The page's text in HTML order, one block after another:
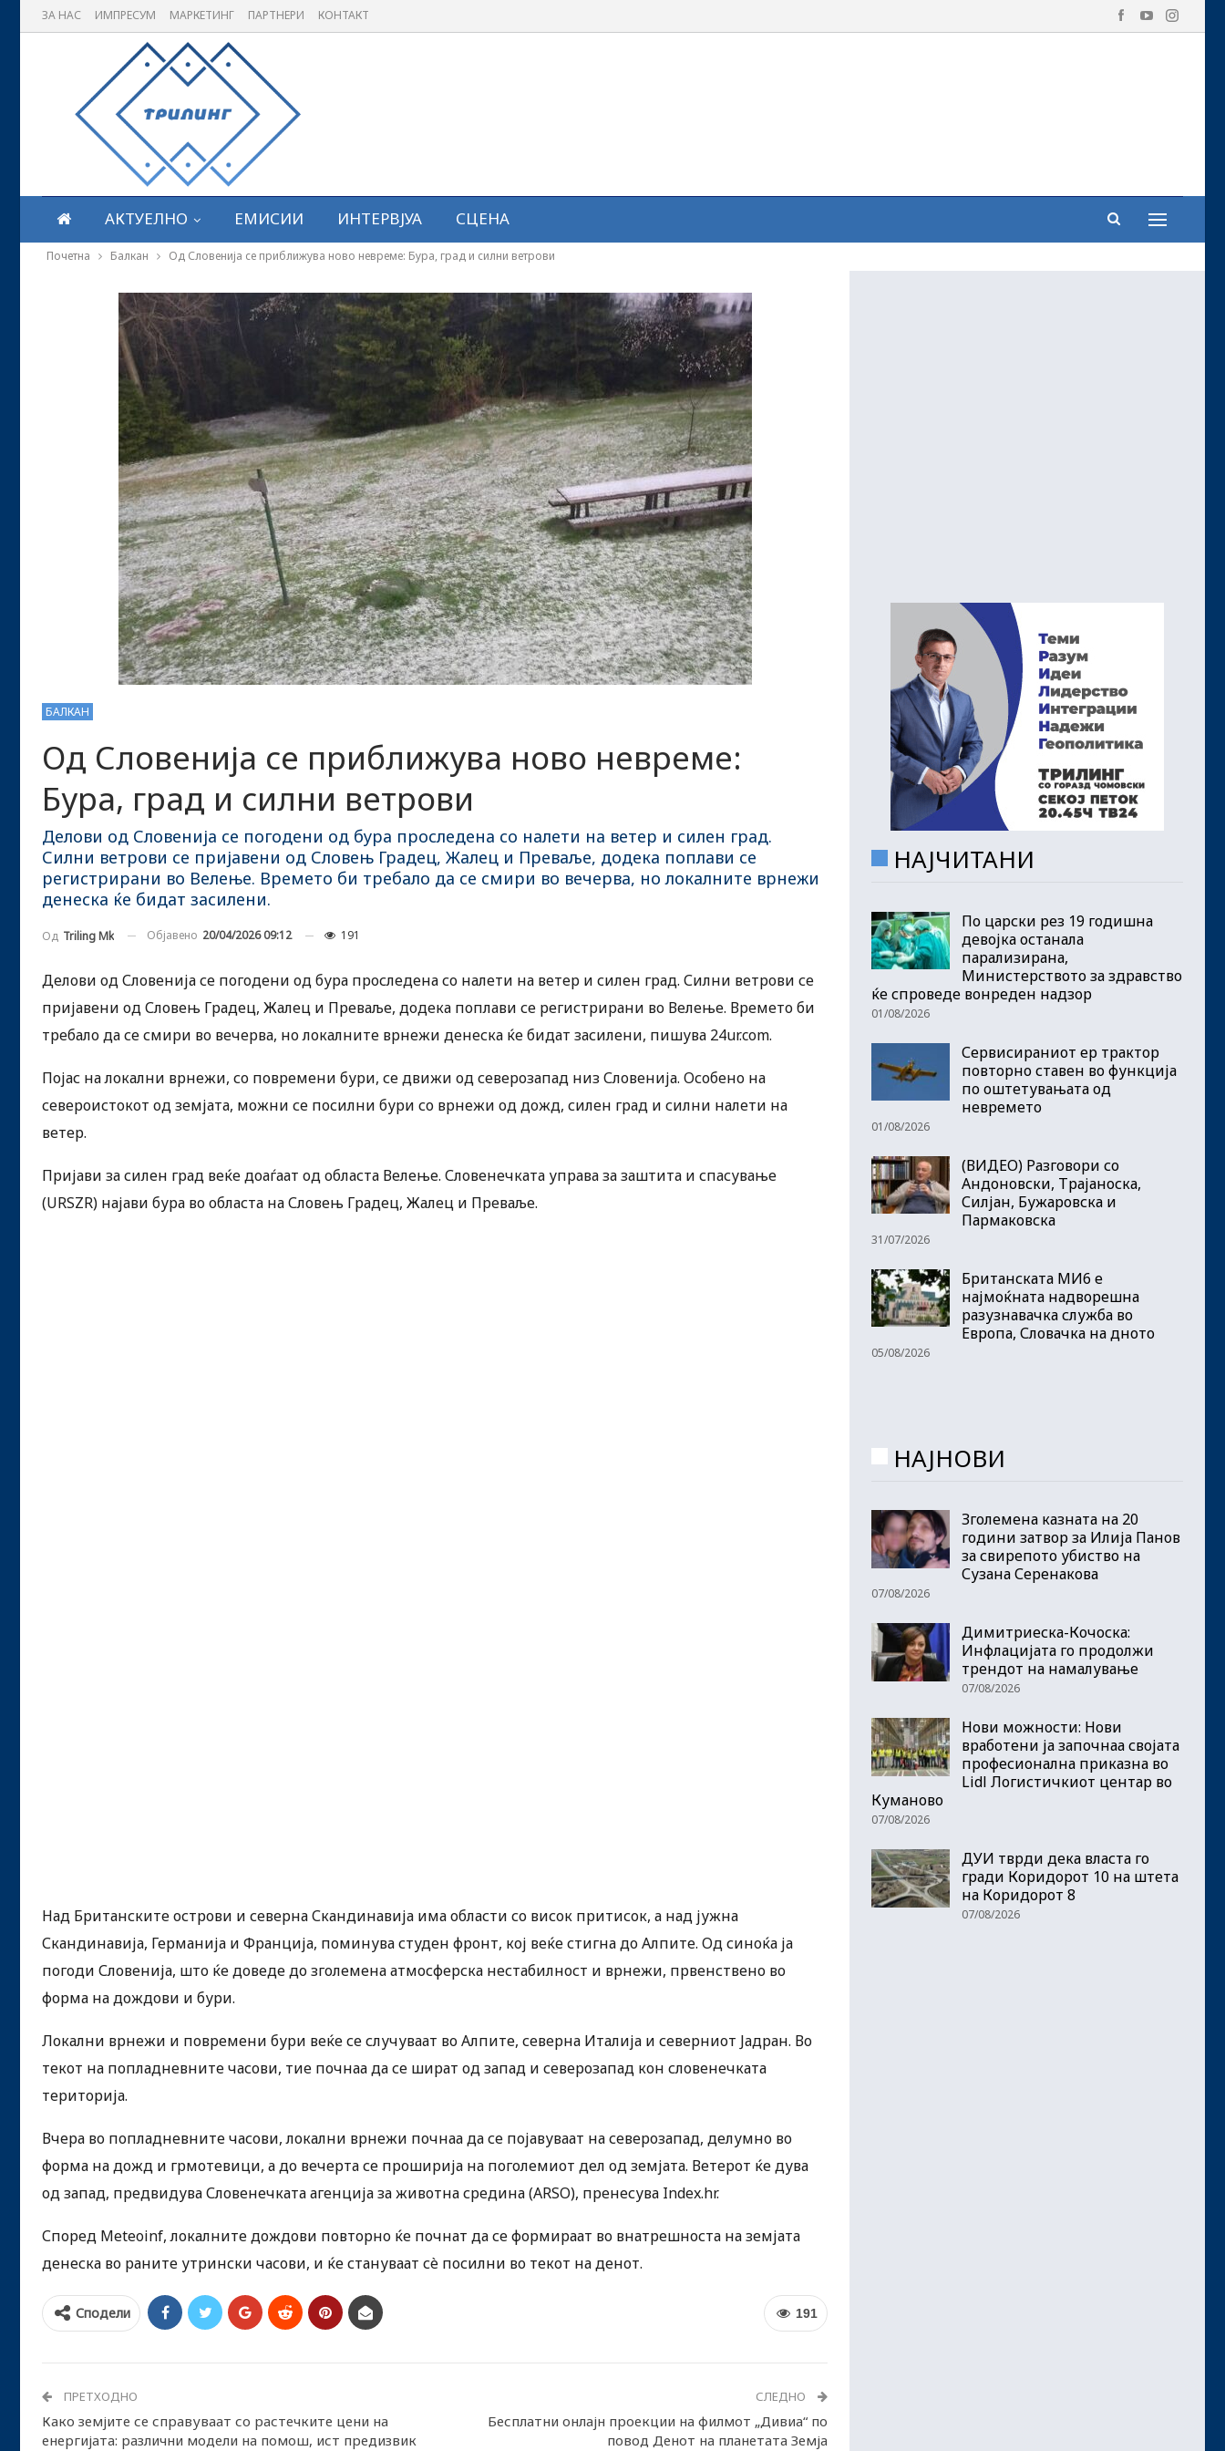
ЗА НАС ИМПРЕСУМ МАРКЕТИНГ ПАРТНЕРИ КОНТАКТ
АКТУЕЛНО ЕМИСИИ ИНТЕРВЈУА СЦЕНА
Почетна Балкан Од Словенија се приближува ново невреме: Бура, град и силни ветрови
БАЛКАН
Од Словенија се приближува ново невреме:
Бура, град и силни ветрови
Делови од Словенија се погодени од бура проследена со налети на ветер и силен град.
Силни ветрови се пријавени од Словењ Градец, Жалец и Преваље, додека поплави се
регистрирани во Велење. Времето би требало да се смири во вечерва, но локалните врнежи
денеска ќе бидат засилени.
Од Triling Mk Објавено 20/04/2026 09:12 191
Делови од Словенија се погодени од бура проследена со налети на ветер и силен град. Силни ветрови се
пријавени од Словењ Градец, Жалец и Преваље, додека поплави се регистрирани во Велење. Времето би
требало да се смири во вечерва, но локалните врнежи денеска ќе бидат засилени, пишува 24ur.com.
Појас на локални врнежи, со повремени бури, се движи од северозапад низ Словенија. Особено на
североистокот од земјата, можни се посилни бури со врнежи од дожд, силен град и силни налети на
ветер.
Пријави за силен град веќе доаѓаат од областа Велење. Словенечката управа за заштита и спасување
(URSZR) најави бура во областа на Словењ Градец, Жалец и Преваље.
Над Британските острови и северна Скандинавија има области со висок притисок, а над јужна
Скандинавија, Германија и Франција, поминува студен фронт, кој веќе стигна до Алпите. Од синоќа ја
погоди Словенија, што ќе доведе до зголемена атмосферска нестабилност и врнежи, првенствено во
форма на дождови и бури.
Локални врнежи и повремени бури веќе се случуваат во Алпите, северна Италија и северниот Јадран. Во
текот на попладневните часови, тие почнаа да се шират од запад и северозапад кон словенечката
територија.
Вчера во попладневните часови, локални врнежи почнаа да се појавуваат на северозапад, делумно во
форма на дожд и грмотевици, а до вечерта се проширија на поголемиот дел од земјата. Ветерот ќе дува
од запад, предвидува Словенечката агенција за животна средина (ARSO), пренесува Index.hr.
Според Meteoinf, локалните дождови повторно ќе почнат да се формираат во внатрешноста на земјата
денеска во раните утрински часови, и ќе стануваат сè посилни во текот на денот.
191
Сподели
ПРЕТХОДНО
Како земјите се справуваат со растечките цени на
енергијата: различни модели на помош, ист предизвик
СЛЕДНО
Бесплатни онлајн проекции на филмот „Дивиа“ по
повод Денот на планетата Земја
НАЈЧИТАНИ
По царски рез 19 годишна
девојка останала
парализирана,
Министерството за здравство
ќе спроведе вонреден надзор
01/08/2026
Сервисираниот ер трактор
повторно ставен во функција
по оштетувањата од
невремето
01/08/2026
(ВИДЕО) Разговори со
Андоновски, Трајаноска,
Силјан, Бужаровска и
Пармаковска
31/07/2026
Британската МИ6 е
најмоќната надворешна
разузнавачка служба во
Европа, Словачка на дното
05/08/2026
НАЈНОВИ
Зголемена казната на 20
години затвор за Илија Панов
за свирепото убиство на
Сузана Серенакова
07/08/2026
Димитриеска-Кочоска:
Инфлацијата го продолжи
трендот на намалување
07/08/2026
Нови можности: Нови
вработени ја започнаа својата
професионална приказна во
Lidl Логистичкиот центар во
Куманово
07/08/2026
ДУИ тврди дека власта го
гради Коридорот 10 на штета
на Коридорот 8
07/08/2026